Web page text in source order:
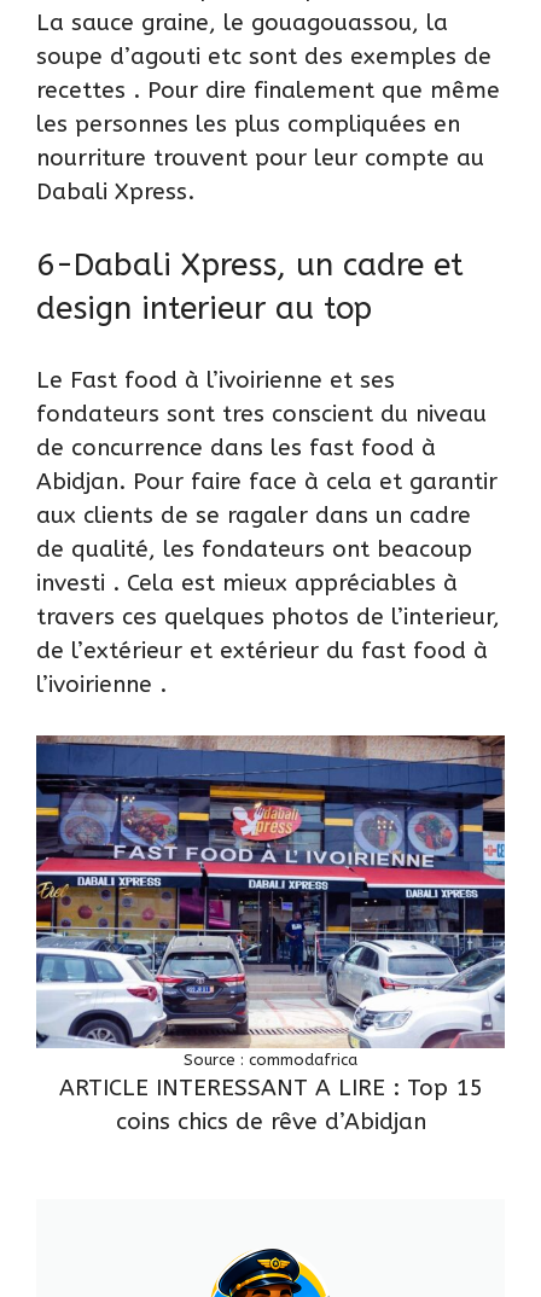
La sauce graine, le gouagouassou, la
soupe d’agouti etc sont des exemples de
recettes . Pour dire finalement que même
les personnes les plus compliquées en
nourriture trouvent pour leur compte au
Dabali Xpress.
6-Dabali Xpress, un cadre et
design interieur au top
Le Fast food à l’ivoirienne et ses
fondateurs sont tres conscient du niveau
de concurrence dans les fast food à
Abidjan. Pour faire face à cela et garantir
aux clients de se ragaler dans un cadre
de qualité, les fondateurs ont beacoup
investi . Cela est mieux appréciables à
travers ces quelques photos de l’interieur,
de l’extérieur et extérieur du fast food à
l’ivoirienne .
Source : commodafrica
ARTICLE INTERESSANT A LIRE : Top 15
coins chics de rêve d’Abidjan